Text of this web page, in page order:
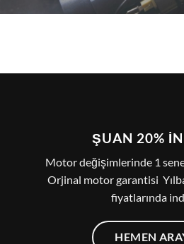
ŞUAN 20%
Motor değişimlerinde 1
Orjinal motor garantisi
fiyatlarında
HEMEN